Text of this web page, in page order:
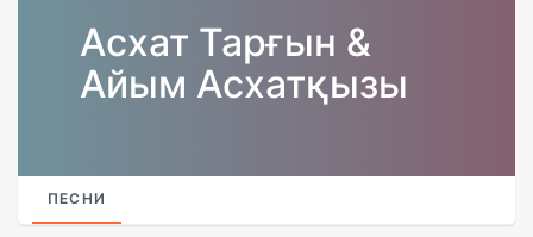
Асхат Тарғын &
Айым Асхатқызы
ПЕСНИ